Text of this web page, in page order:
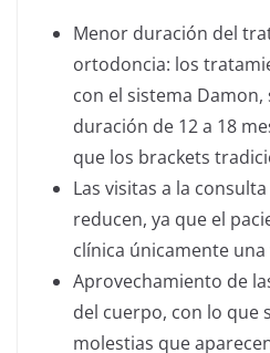
Menor duración del
ortodoncia: los
con el sistema
duración de 12 a 18
que los brackets
Las visitas a la
reducen, ya que el
clínica únicamente una
Aprovechamiento de
del cuerpo, con lo que
molestias que